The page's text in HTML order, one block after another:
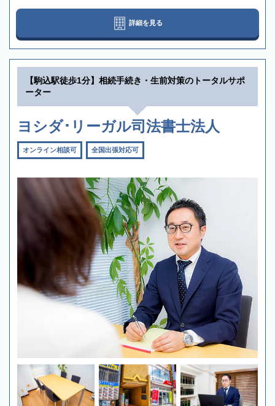
詳細を見る
【駒込駅徒歩1分】相続手続き・生前対策のトータルサポ
ーター
ヨシダ･リーガル司法書士法人
オンライン相談可 全国出張対応可